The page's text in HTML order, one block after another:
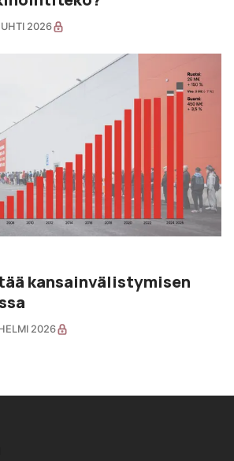
2026
kansainvälistymisen
2026